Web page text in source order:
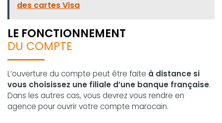
des cartes Visa
LE FONCTIONNEMENT
DU COMPTE
L’ouverture du compte peut être faite à distance si
vous choisissez une filiale d’une banque française.
Dans les autres cas, vous devrez vous rendre en
agence pour ouvrir votre compte marocain.